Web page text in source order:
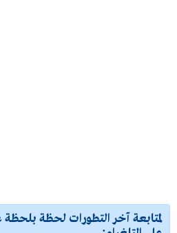
لمتابعة آخر التطورات لحظة